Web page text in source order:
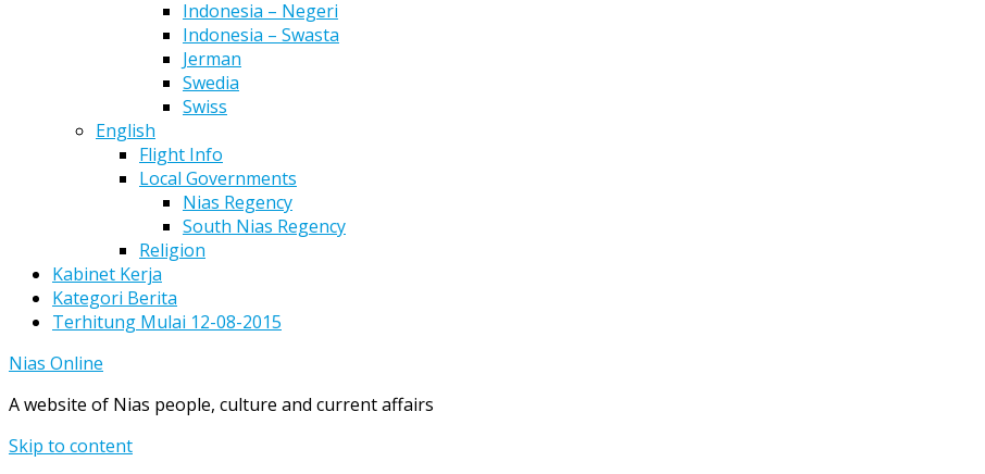
Indonesia – Negeri
Indonesia – Swasta
Jerman
Swedia
Swiss
English
Flight Info
Local Governments
Nias Regency
South Nias Regency
Religion
Kabinet Kerja
Kategori Berita
Terhitung Mulai 12-08-2015
Nias Online
A website of Nias people, culture and current affairs
Skip to content